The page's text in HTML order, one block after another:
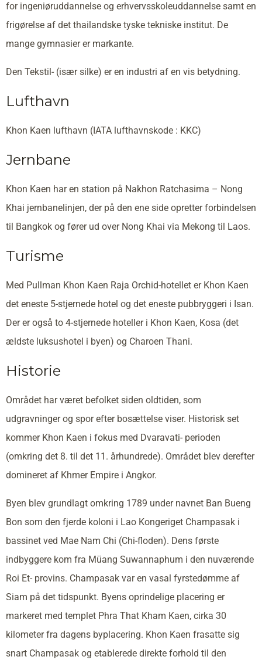
for ingeniøruddannelse og erhvervsskoleuddannelse samt en
frigørelse af det thailandske tyske tekniske institut. De
mange gymnasier er markante.
Den Tekstil- (især silke) er en industri af en vis betydning.
Lufthavn
Khon Kaen lufthavn (IATA lufthavnskode : KKC)
Jernbane
Khon Kaen har en station på Nakhon Ratchasima – Nong
Khai jernbanelinjen, der på den ene side opretter forbindelsen
til Bangkok og fører ud over Nong Khai via Mekong til Laos.
Turisme
Med Pullman Khon Kaen Raja Orchid-hotellet er Khon Kaen
det eneste 5-stjernede hotel og det eneste pubbryggeri i Isan.
Der er også to 4-stjernede hoteller i Khon Kaen, Kosa (det
ældste luksushotel i byen) og Charoen Thani.
Historie
Området har været befolket siden oldtiden, som
udgravninger og spor efter bosættelse viser. Historisk set
kommer Khon Kaen i fokus med Dvaravati- perioden
(omkring det 8. til det 11. århundrede). Området blev derefter
domineret af Khmer Empire i Angkor.
Byen blev grundlagt omkring 1789 under navnet Ban Bueng
Bon som den fjerde koloni i Lao Kongeriget Champasak i
bassinet ved Mae Nam Chi (Chi-floden). Dens første
indbyggere kom fra Müang Suwannaphum i den nuværende
Roi Et- provins. Champasak var en vasal fyrstedømme af
Siam på det tidspunkt. Byens oprindelige placering er
markeret med templet Phra That Kham Kaen, cirka 30
kilometer fra dagens byplacering. Khon Kaen frasatte sig
snart Champasak og etablerede direkte forhold til den